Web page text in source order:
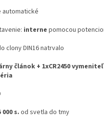
automatické
interne pomocou
clony DIN16 natrvalo
článok + 1xCR2450
000 s. od svetla do tmy